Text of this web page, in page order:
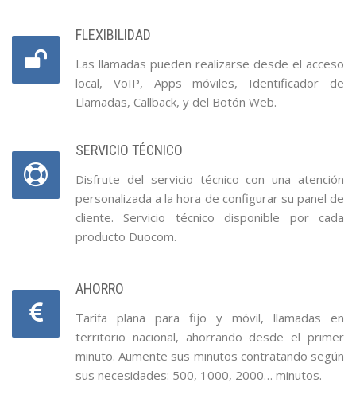
FLEXIBILIDAD
Las llamadas pueden realizarse desde el acceso
local, VoIP, Apps móviles, Identificador de
Llamadas, Callback, y del Botón Web.
SERVICIO TÉCNICO
Disfrute del servicio técnico con una atención
personalizada a la hora de configurar su panel de
cliente. Servicio técnico disponible por cada
producto Duocom.
AHORRO
Tarifa plana para fijo y móvil, llamadas en
territorio nacional, ahorrando desde el primer
minuto. Aumente sus minutos contratando según
sus necesidades: 500, 1000, 2000… minutos.